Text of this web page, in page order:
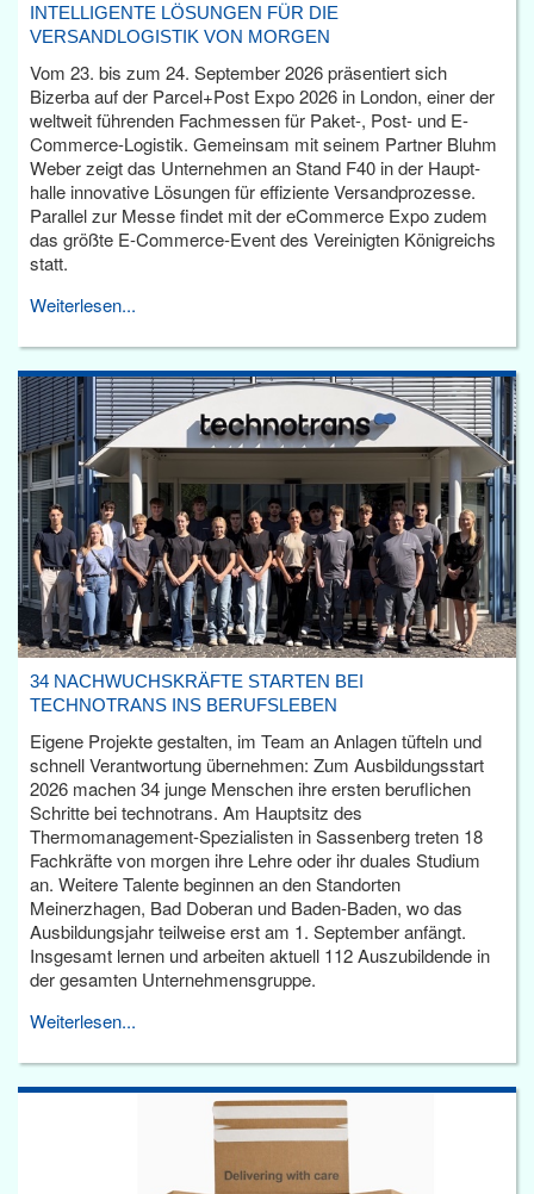
INTELLIGENTE LÖSUNGEN FÜR DIE
VERSANDLOGISTIK VON MORGEN
Vom 23. bis zum 24. September 2026 präsentiert sich
Bizerba auf der Parcel+Post Expo 2026 in London, einer der
weltweit führenden Fachmessen für Paket-, Post- und E-
Commerce-Logistik. Gemeinsam mit seinem Partner Bluhm
Weber zeigt das Unternehmen an Stand F40 in der Haupt­
halle innovative Lösungen für effiziente Versandprozesse.
Parallel zur Messe findet mit der eCommerce Expo zudem
das größte E-Commerce-Event des Vereinigten Königreichs
statt.
Weiterlesen...
34 NACHWUCHSKRÄFTE STARTEN BEI
TECHNOTRANS INS BERUFSLEBEN
Eigene Projekte gestalten, im Team an Anlagen tüfteln und
schnell Verantwortung übernehmen: Zum Ausbildungsstart
2026 machen 34 junge Menschen ihre ersten beruflichen
Schritte bei technotrans. Am Hauptsitz des
Thermomanagement-Spezialisten in Sassenberg treten 18
Fachkräfte von morgen ihre Lehre oder ihr duales Studium
an. Weitere Talente beginnen an den Standorten
Meinerzhagen, Bad Doberan und Baden-Baden, wo das
Ausbildungsjahr teilweise erst am 1. September anfängt.
Insgesamt lernen und arbeiten aktuell 112 Auszubildende in
der gesamten Unternehmensgruppe.
Weiterlesen...